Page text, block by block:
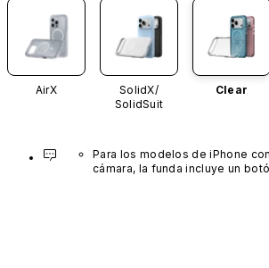
AirX
SolidX/
SolidSuit
Clear
Para los modelos de iPhone
cámara, la funda incluye un